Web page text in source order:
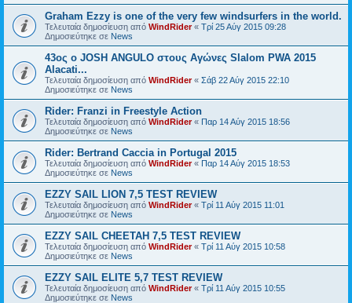
Graham Ezzy is one of the very few windsurfers in the world.
Τελευταία δημοσίευση από WindRider« Τρί 25 Αύγ 2015 09:28
Δημοσιεύτηκε σε News
43oς ο JOSH ANGULO στους Αγώνες Slalom PWA 2015
Alacati...
Τελευταία δημοσίευση από WindRider« Σάβ 22 Αύγ 2015 22:10
Δημοσιεύτηκε σε News
Rider: Franzi in Freestyle Action
Τελευταία δημοσίευση από WindRider« Παρ 14 Αύγ 2015 18:56
Δημοσιεύτηκε σε News
Rider: Bertrand Caccia in Portugal 2015
Τελευταία δημοσίευση από WindRider« Παρ 14 Αύγ 2015 18:53
Δημοσιεύτηκε σε News
EZZY SAIL LION 7,5 TEST REVIEW
Τελευταία δημοσίευση από WindRider« Τρί 11 Αύγ 2015 11:01
Δημοσιεύτηκε σε News
EZZY SAIL CHEETAH 7,5 TEST REVIEW
Τελευταία δημοσίευση από WindRider« Τρί 11 Αύγ 2015 10:58
Δημοσιεύτηκε σε News
EZZY SAIL ELITE 5,7 TEST REVIEW
Τελευταία δημοσίευση από WindRider« Τρί 11 Αύγ 2015 10:55
Δημοσιεύτηκε σε News